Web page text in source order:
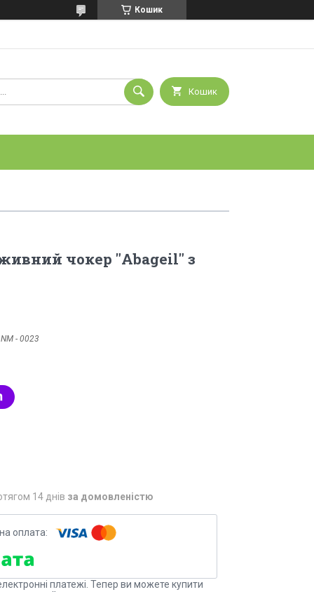
Кошик
Кошик
чокер "Abageil" з
NM - 0023
14 днів за домовленістю
платежі. Тепер ви можете купити